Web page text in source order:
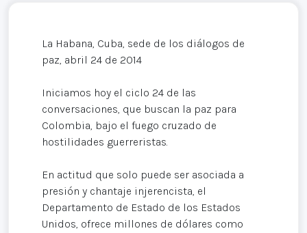
La Habana, Cuba, sede de los diálogos de
paz, abril 24 de 2014
Iniciamos hoy el ciclo 24 de las
conversaciones, que buscan la paz para
Colombia, bajo el fuego cruzado de
hostilidades guerreristas.
En actitud que solo puede ser asociada a
presión y chantaje injerencista, el
Departamento de Estado de los Estados
Unidos, ofrece millones de dólares como